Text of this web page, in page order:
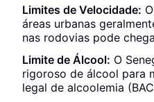
Limites de Velocidade:
áreas urbanas
nas rodovias pode
Limite de Álcool: O
rigoroso de álcool para
legal de alcoolemia